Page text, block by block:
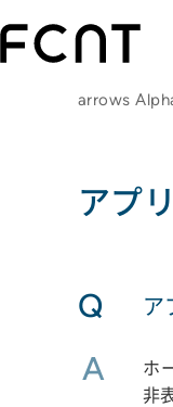
arrows
アプ
Q ア
A
ホ
非